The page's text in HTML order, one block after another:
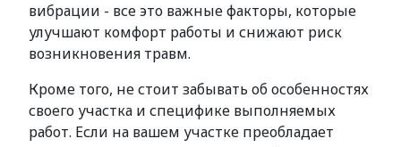
вибрации - все это важные факторы, которые
улучшают комфорт работы и снижают риск
возникновения травм.
Кроме того, не стоит забывать об особенностях
своего участка и специфике выполняемых
работ. Если на вашем участке преобладает